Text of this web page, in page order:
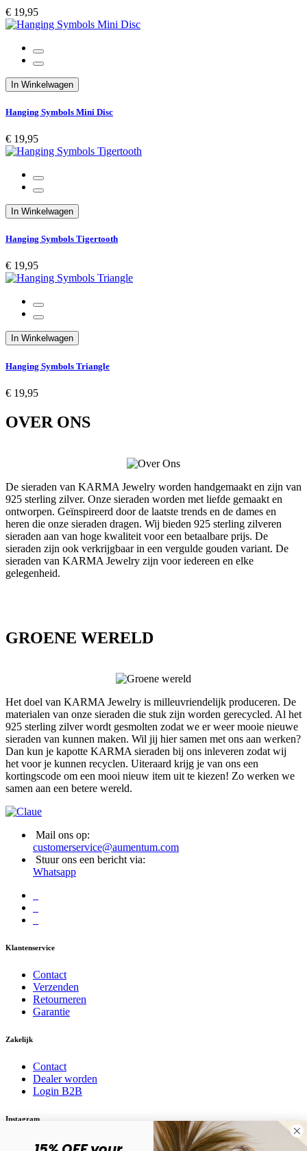
€ 19,95
In Winkelwagen
Hanging Symbols Mini Disc
€ 19,95
In Winkelwagen
Hanging Symbols Tigertooth
€ 19,95
In Winkelwagen
Hanging Symbols Triangle
€ 19,95
OVER ONS
De sieraden van KARMA Jewelry worden handgemaakt en zijn van
925 sterling zilver. Onze sieraden worden met liefde gemaakt en
ontworpen. Geïnspireerd door de laatste trends en de dames en
heren die onze sieraden dragen. Wij bieden 925 sterling zilveren
sieraden aan van hoge kwaliteit voor een betaalbare prijs. De
sieraden zijn ook verkrijgbaar in een vergulde gouden variant. De
sieraden van KARMA Jewelry zijn voor iedereen en elke
gelegenheid.
GROENE WERELD
Het doel van KARMA Jewelry is milleuvriendelijk produceren. De
materialen van onze sieraden die stuk zijn worden gerecycled. Al het
925 sterling zilver wordt gesmolten zodat we er weer mooie nieuwe
sieraden van kunnen maken. Wil jij hier samen met ons aan werken?
Dan kun je kapotte KARMA sieraden bij ons inleveren zodat wij
het voor je kunnen recyclen. Uiteraard krijg je van ons een
kortingscode om een mooi nieuw item uit te kiezen! Zo werken we
samen aan een betere wereld.
Mail ons op:
customerservice@aumentum.com
Stuur ons een bericht via:
Whatsapp
Klantenservice
Contact
Verzenden
Retourneren
Garantie
Zakelijk
Contact
Dealer worden
Login B2B
Instagram
Volg ons op social media! @karma.jewelry